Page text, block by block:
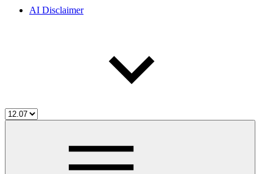
AI Disclaimer